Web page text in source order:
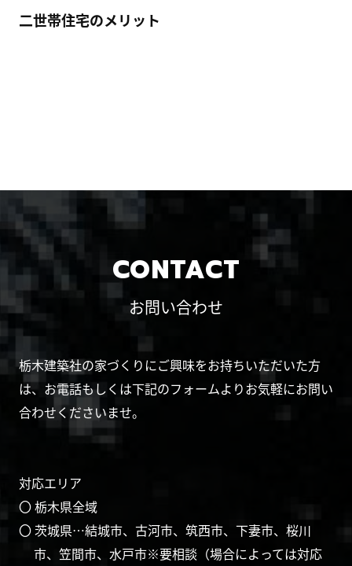
二世帯住宅のメリット
CONTACT
お問い合わせ
栃木建築社の家づくりにご興味をお持ちいただいた方
は、お電話もしくは下記のフォームよりお気軽にお問い
合わせくださいませ。
対応エリア
〇 栃木県全域
〇 茨城県…結城市、古河市、筑西市、下妻市、桜川
市、笠間市、水戸市※要相談（場合によっては対応